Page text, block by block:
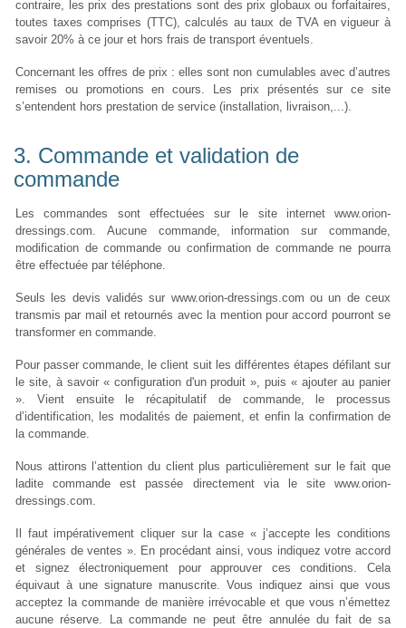
contraire, les prix des prestations sont des prix globaux ou forfaitaires,
toutes taxes comprises (TTC), calculés au taux de TVA en vigueur à
savoir 20% à ce jour et hors frais de transport éventuels.
Concernant les offres de prix : elles sont non cumulables avec d’autres
remises ou promotions en cours. Les prix présentés sur ce site
s’entendent hors prestation de service (installation, livraison,...).
3. Commande et validation de
commande
Les commandes sont effectuées sur le site internet www.orion-
dressings.com. Aucune commande, information sur commande,
modification de commande ou confirmation de commande ne pourra
être effectuée par téléphone.
Seuls les devis validés sur www.orion-dressings.com ou un de ceux
transmis par mail et retournés avec la mention pour accord pourront se
transformer en commande.
Pour passer commande, le client suit les différentes étapes défilant sur
le site, à savoir « configuration d'un produit », puis « ajouter au panier
». Vient ensuite le récapitulatif de commande, le processus
d’identification, les modalités de paiement, et enfin la confirmation de
la commande.
Nous attirons l’attention du client plus particulièrement sur le fait que
ladite commande est passée directement via le site www.orion-
dressings.com.
Il faut impérativement cliquer sur la case « j’accepte les conditions
générales de ventes ». En procédant ainsi, vous indiquez votre accord
et signez électroniquement pour approuver ces conditions. Cela
équivaut à une signature manuscrite. Vous indiquez ainsi que vous
acceptez la commande de manière irrévocable et que vous n’émettez
aucune réserve. La commande ne peut être annulée du fait de sa